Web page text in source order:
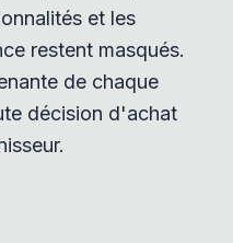
et les
restent masqués.
de chaque
décision d'achat